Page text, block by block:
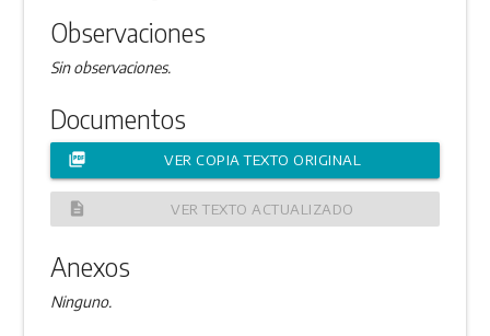
Observaciones
Sin observaciones.
Documentos
picture_as_pdf VER COPIA TEXTO ORIGINAL
description VER TEXTO ACTUALIZADO
Anexos
Ninguno.